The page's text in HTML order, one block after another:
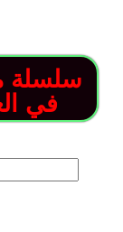
سلسلة
في